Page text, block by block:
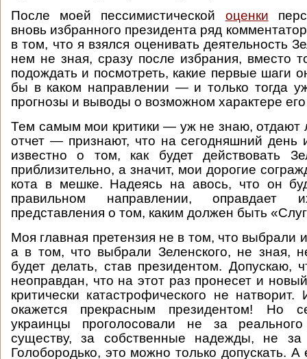
После моей пессимистической оценки
вновь избранного президента ряд
в том, что я взялся оценивать деятельность
нем не зная, сразу после избрания, вместо
подождать и посмотреть, какие первые шаги
бы в каком направлении — и только тогда
прогнозы и выводы о возможном характере
Тем самым мои критики — уж не знаю, отдают
отчет — признают, что на сегодняшний день
известно о том, как будет действовать
приблизительно, а значит, мои дорогие
кота в мешке. Надеясь на авось, что он
правильном направлении,
представления о том, каким должен быть
Моя главная претензия не в том, что выбрали
а в том, что выбрали Зеленского, не зная,
будет делать, став президентом. Допускаю,
неоправдан, что на этот раз пронесет и
критически катастрофического не
окажется прекрасным президентом! Но
украинцы проголосовали не за
существу, за собственные надежды, не за
Голобородько, это можно только допускать. А